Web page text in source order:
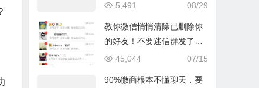
08/29
5,491
教你微信悄悄清除已删除你
的好友！不要迷信群发了，
只有我这个方法最有效 07/15
45,044
90%微商根本不懂聊天，要